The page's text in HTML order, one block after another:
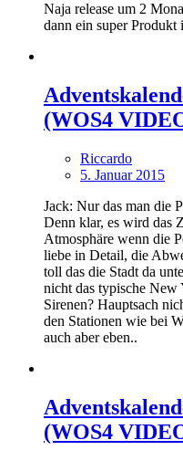
Naja release um 2
dann ein super Produkt
(WOS4
Riccardo
5. Januar 2015
Jack: Nur das man die
Denn klar, es wird das
Atmosphäre wenn die
liebe in Detail, die
toll das die Stadt da
nicht das typische New
Sirenen? Hauptsach
den Stationen wie bei
auch aber eben..
(WOS4